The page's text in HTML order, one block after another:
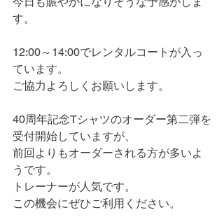
す。
12:00～14:00でレンタルコートが入っ
ています。
ご協力よろしくお願いします。
40周年記念Tシャツのオーダー第二弾を
受付開始していますが、
前回よりもオーダーされる方が多いよ
うです。
トレーナーが人気です。
この機会にぜひご利用ください。